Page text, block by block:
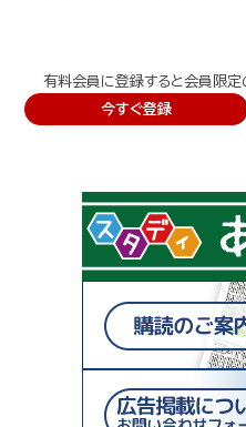
有料会員に登録すると会員限
今すぐ登録